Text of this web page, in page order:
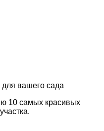
для вашего сада
10 самых красивых